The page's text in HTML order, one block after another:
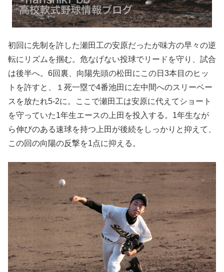
初回に先制を許した瀬田工の安原だったが味方の早々の逆
転にリズムを掴む。危なげない投球でリードを守り、試合
は後半へ。6回裏、向陽先頭の松田にこの日3本目のヒッ
トを許すと、１死一塁で4番池田に左中間へのスリーベー
スを放たれ5-2に。ここで瀬田工は安原に代えてショート
を守っていた1年生エースの上田を投入する。1年生なが
ら伸びのある速球を持つ上田が後続をしっかりと抑えて、
この回の向陽の反撃を1点に抑える。